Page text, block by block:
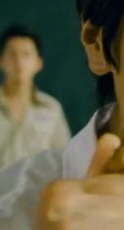
河南潜逃10日
西湖突现狂风暴
金饰克价一夜涨
视频丨中国东
梁家辉：到内
白海豚将正面
酒店回应车内过